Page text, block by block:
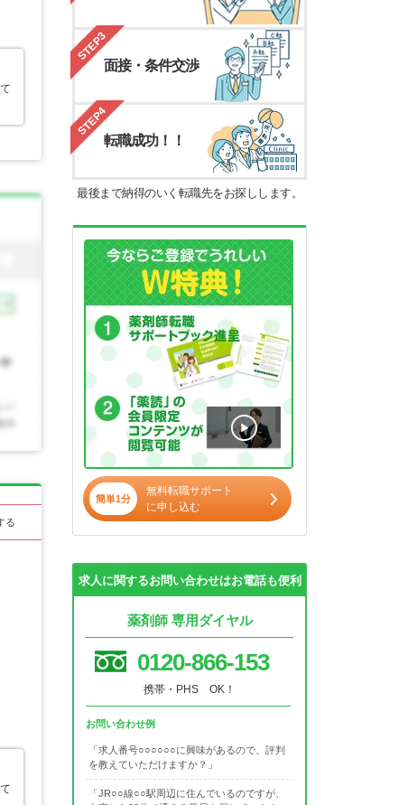
る
STEP3
面接・条件交渉
STEP4
転職成功！！
最後まで納得のいく転職先をお探しします。
簡単1分
無料転職サポート
に申し込む
求人に関するお問い合わせはお電話も便利
薬剤師 専用ダイヤル
0120-866-153
携帯・PHS OK！
お問い合わせ例
「求人番号○○○○○○に興味があるので、評判
を教えていただけますか？」
「JR○○線○○駅周辺に住んでいるのですが、